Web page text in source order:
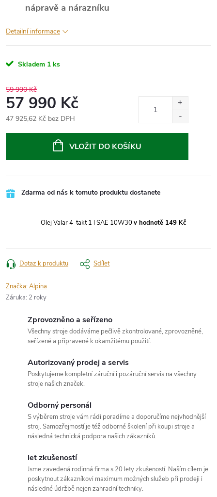
nápravě a nárazníku
Detailní informace
Skladem 1 ks
59 990 Kč
57 990 Kč
47 925,62 Kč bez DPH
VLOŽIT DO KOŠÍKU
Zdarma od nás k tomuto produktu dostanete
Olej Valar 4-takt 1 l SAE 10W30 v hodnotě 149 Kč
Dotaz k produktu Sdílet
Značka:Alpina
Záruka: 2 roky
Zprovozněno a seřízeno
Všechny stroje dodáváme pečlivě zkontrolované, zprovozněné,
seřízené a připravené k okamžitému použití.
Autorizovaný prodej a servis
Poskytujeme kompletní záruční i pozáruční servis na všechny
stroje našich značek.
Odborný personál
S výběrem stroje vám rádi poradíme a doporučíme nejvhodnější
stroj. Samozřejmostí je též odborné školení při koupi stroje a
následná technická podpora našich zákazníků.
let zkušeností
Jsme zavedená rodinná firma s 20 lety zkušeností. Naším cílem je
poskytnout zákazníkovi maximum možných služeb při prodeji i
následné údržbě nejen zahradní techniky.